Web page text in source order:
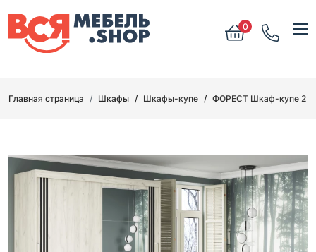
0
Главная страница Шкафы Шкафы-купе ФОРЕСТ Шкаф-купе 2